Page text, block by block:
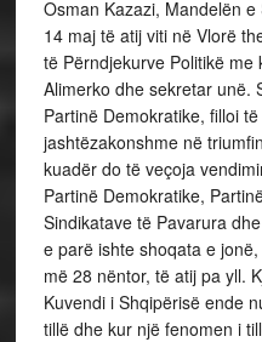
Osman Kazazi, Mandelën
14 maj të atij viti në Vlorë
të Përndjekurve Politikë
Alimerko dhe sekretar unë.
Partinë Demokratike, filloi
jashtëzakonshme në
kuadër do të veçoja
Partinë Demokratike,
Sindikatave të Pavarura
e parë ishte shoqata e
më 28 nëntor, të atij pa yll.
Kuvendi i Shqipërisë ende
tillë dhe kur një fenomen i